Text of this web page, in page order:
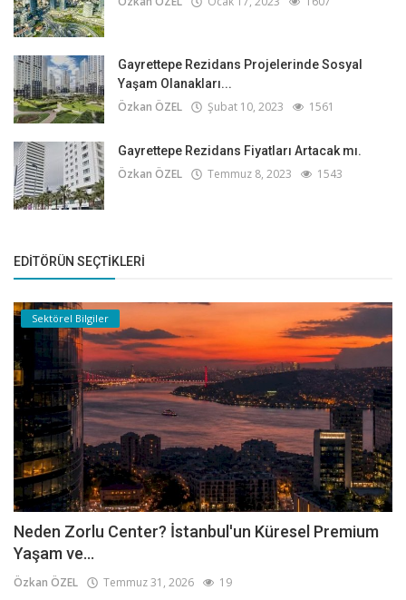
Gayrettepe Rezidans Projelerinde Sosyal
Yaşam Olanakları...
Özkan ÖZEL Şubat 10, 2023 1561
Gayrettepe Rezidans Fiyatları Artacak mı.
Özkan ÖZEL Temmuz 8, 2023 1543
EDITÖRÜN SEÇTIKLERI
Sektörel Bilgiler
Neden Zorlu Center? İstanbul'un Küresel Premium
Yaşam ve...
Özkan ÖZEL Temmuz 31, 2026 19